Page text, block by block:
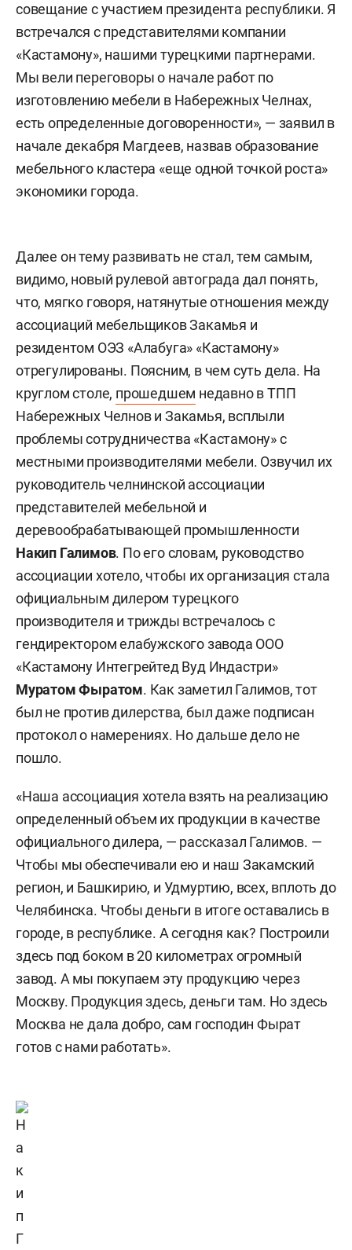
совещание с участием президента республики. Я
встречался с представителями компании
«Кастамону», нашими турецкими партнерами.
Мы вели переговоры о начале работ по
изготовлению мебели в Набережных Челнах,
есть определенные договоренности», — заявил в
начале декабря Магдеев, назвав образование
мебельного кластера «еще одной точкой роста»
экономики города.
Далее он тему развивать не стал, тем самым,
видимо, новый рулевой автограда дал понять,
что, мягко говоря, натянутые отношения между
ассоциаций мебельщиков Закамья и
резидентом ОЭЗ «Алабуга» «Кастамону»
отрегулированы. Поясним, в чем суть дела. На
круглом столе, прошедшем недавно в ТПП
Набережных Челнов и Закамья, всплыли
проблемы сотрудничества «Кастамону» с
местными производителями мебели. Озвучил их
руководитель челнинской ассоциации
представителей мебельной и
деревообрабатывающей промышленности
Накип Галимов. По его словам, руководство
ассоциации хотело, чтобы их организация стала
официальным дилером турецкого
производителя и трижды встречалось с
гендиректором елабужского завода ООО
«Кастамону Интегрейтед Вуд Индастри»
Муратом Фыратом. Как заметил Галимов, тот
был не против дилерства, был даже подписан
протокол о намерениях. Но дальше дело не
пошло.
«Наша ассоциация хотела взять на реализацию
определенный объем их продукции в качестве
официального дилера, — рассказал Галимов. —
Чтобы мы обеспечивали ею и наш Закамский
регион, и Башкирию, и Удмуртию, всех, вплоть до
Челябинска. Чтобы деньги в итоге оставались в
городе, в республике. А сегодня как? Построили
здесь под боком в 20 километрах огромный
завод. А мы покупаем эту продукцию через
Москву. Продукция здесь, деньги там. Но здесь
Москва не дала добро, сам господин Фырат
готов с нами работать».